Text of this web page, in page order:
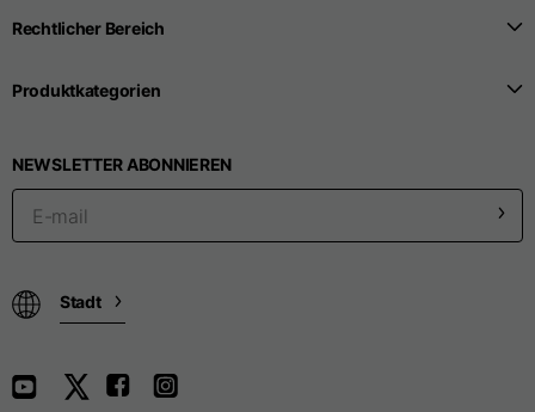
Rechtlicher Bereich
Produktkategorien
NEWSLETTER ABONNIEREN
Stadt